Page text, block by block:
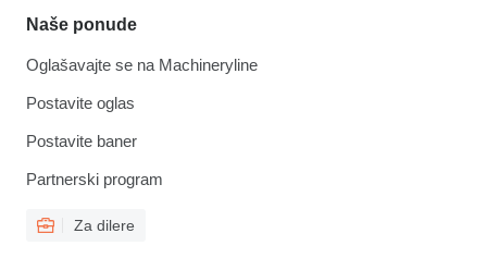
Naše ponude
Oglašavajte se na Machineryline
Postavite oglas
Postavite baner
Partnerski program
Za dilere